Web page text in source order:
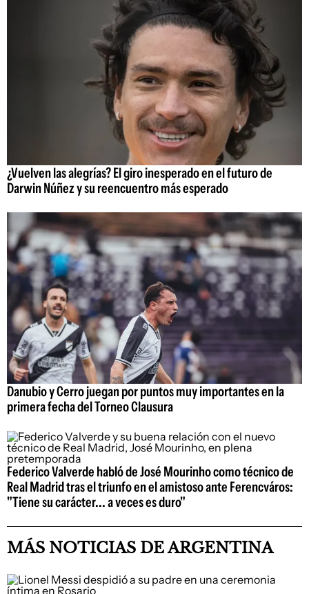
¿Vuelven las alegrías? El giro inesperado en el futuro de
Darwin Núñez y su reencuentro más esperado
Danubio y Cerro juegan por puntos muy importantes en la
primera fecha del Torneo Clausura
Federico Valverde habló de José Mourinho como técnico de
Real Madrid tras el triunfo en el amistoso ante Ferencváros:
"Tiene su carácter... a veces es duro"
MÁS NOTICIAS DE ARGENTINA